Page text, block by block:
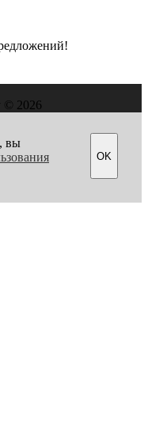
© 2026
вы
OK